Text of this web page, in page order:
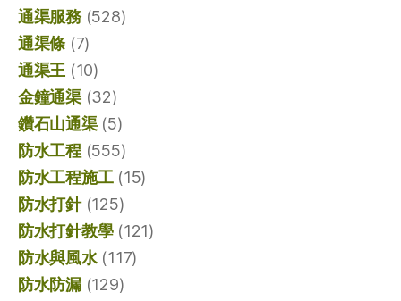
通渠服務(528)
通渠條 (7)
通渠王 (10)
金鐘通渠(32)
鑽石山通渠(5)
防水工程(555)
防水工程施工(15)
防水打針(125)
防水打針教學(121)
防水與風水(117)
防水防漏(129)